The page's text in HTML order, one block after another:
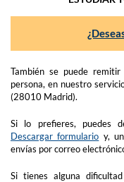
También se puede
persona, en nuestro
(28010 Madrid).
Si lo prefieres, puedes
Descargar formulario y,
envías por correo
Si tienes alguna